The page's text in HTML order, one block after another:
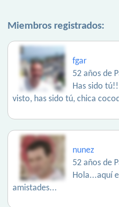
Miembros registrados:
fgar
52 años de
Has sido
visto, has sido tú, chica
nunez
52 años de
Hola...aquí
amistades...